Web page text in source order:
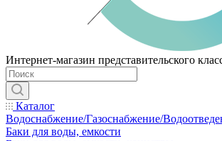
Интернет-магазин представительского
Каталог
Водоснабжение/Газоснабжение/
Баки для воды, емкости